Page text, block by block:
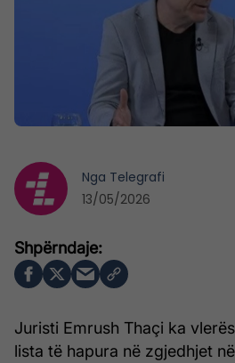
Juristi Emrush Thaçi ka
lista të hapura në zgjedhjet
Nga Telegrafi
13/05/2026